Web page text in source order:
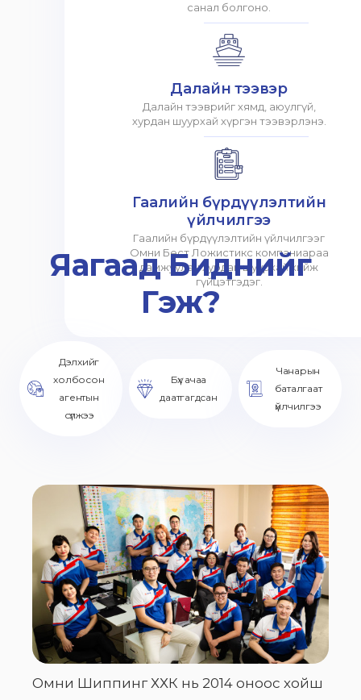
санал болгоно.
Далайн тээвэр
Далайн тээврийг хямд, аюулгүй,
хурдан шуурхай хүргэн тээвэрлэнэ.
Гаалийн бүрдүүлэлтийн
үйлчилгээ
Гаалийн бүрдүүлэлтийн үйлчилгээг
Омни Бест Ложистикс компаниараа
дамжуулан хурдан шуурхай хийж
гүйцэтгэдэг.
Яагаад Биднийг
Гэж?
Дэлхийг
холбосон
агентын
сүлжээ
Бүх ачаа
даатгагдсан
Чанарын
баталгаат
үйлчилгээ
Омни Шиппинг ХХК нь 2014 оноос хойш